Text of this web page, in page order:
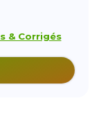
& Corrigés